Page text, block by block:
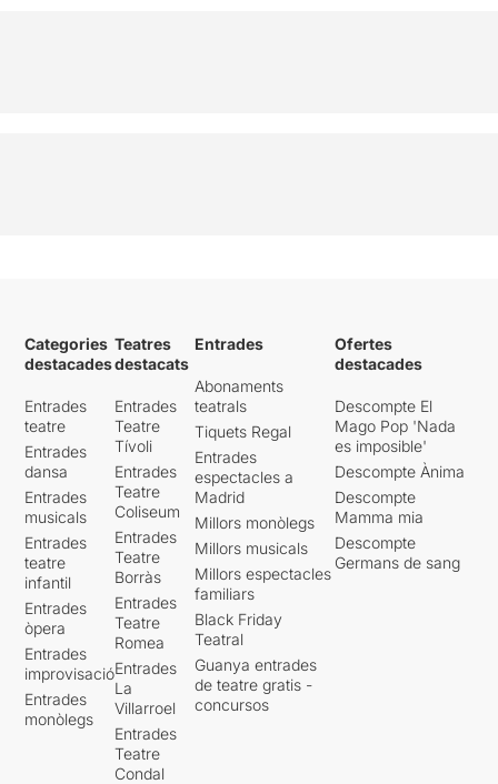
Categories
destacades
Entrades
teatre
Entrades
dansa
Entrades
musicals
Entrades
teatre
infantil
Entrades
òpera
Entrades
improvisació
Entrades
monòlegs
Teatres
destacats
Entrades
Teatre
Tívoli
Entrades
Teatre
Coliseum
Entrades
Teatre
Borràs
Entrades
Teatre
Romea
Entrades
La
Villarroel
Entrades
Teatre
Condal
Entrades
Abonaments
teatrals
Tiquets Regal
Entrades
espectacles a
Madrid
Millors monòlegs
Millors musicals
Millors espectacles
familiars
Black Friday
Teatral
Guanya entrades
de teatre gratis -
concursos
Ofertes
destacades
Descompte El
Mago Pop 'Nada
es imposible'
Descompte Ànima
Descompte
Mamma mia
Descompte
Germans de sang